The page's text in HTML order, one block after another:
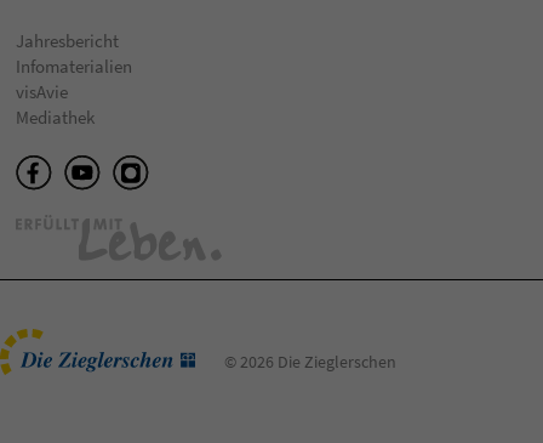
Jahresbericht
Infomaterialien
visAvie
Mediathek
© 2026 Die Zieglerschen